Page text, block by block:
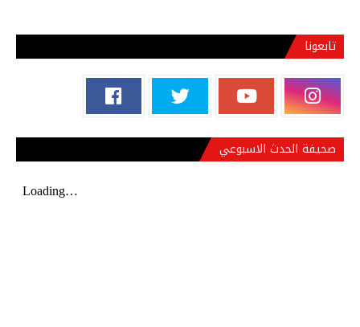
تابعونا
صحيفة الحدث الاسبوعي